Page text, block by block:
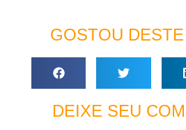
GOSTOU
DEIXE SEU